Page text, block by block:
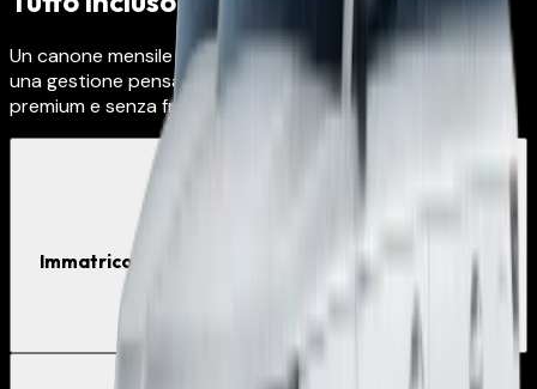
Un canone mensile chiaro, servizi essenziali già integrati e
una gestione pensata per rendere il noleggio più fluido,
premium e senza frizioni.
Immatricolazione, messa su strada e consegna del